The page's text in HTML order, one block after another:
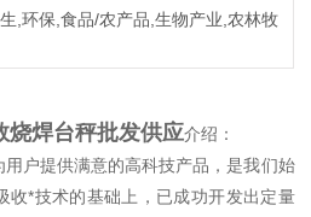
,环保,食品/农产品,生物产业,农林牧
烧焊台秤批发供应介绍：
户提供满意的高科技产品，是我们始
收*技术的基础上，已成功开发出定量